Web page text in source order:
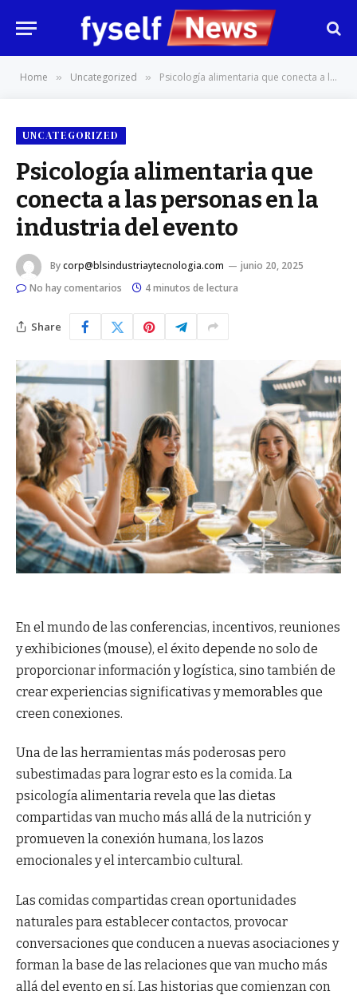
Home » Uncategorized » Psicología alimentaria que conecta a las personas en la industria del evento
UNCATEGORIZED
Psicología alimentaria que
conecta a las personas en la
industria del evento
Bycorp@blsindustriaytecnologia.com
junio 20, 2025
No hay comentarios
4 minutos de lectura
Share
En el mundo de las conferencias, incentivos, reuniones
y exhibiciones (mouse), el éxito depende no solo de
proporcionar información y logística, sino también de
crear experiencias significativas y memorables que
creen conexiones.
Una de las herramientas más poderosas pero
subestimadas para lograr esto es la comida. La
psicología alimentaria revela que las dietas
compartidas van mucho más allá de la nutrición y
promueven la conexión humana, los lazos
emocionales y el intercambio cultural.
Las comidas compartidas crean oportunidades
naturales para establecer contactos, provocar
conversaciones que conducen a nuevas asociaciones y
forman la base de las relaciones que van mucho más
allá del evento en sí. Las historias que comienzan con